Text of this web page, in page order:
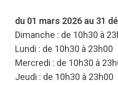
du 01 mars 2026 au 31
Dimanche : de 10h30 à
Lundi : de 10h30 à 23h00
Mercredi : de 10h30 à
Jeudi : de 10h30 à 23h00